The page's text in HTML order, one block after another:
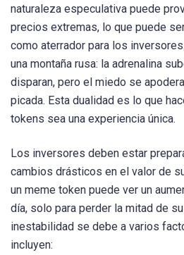
naturaleza especulativa puede
precios extremas, lo que puede
como aterrador para los
una montaña rusa: la adrenalina
disparan, pero el miedo se
picada. Esta dualidad es lo que
tokens sea una experiencia única.
Los inversores deben estar
cambios drásticos en el valor de
un meme token puede ver un
día, solo para perder la mitad de
inestabilidad se debe a varios
incluyen: